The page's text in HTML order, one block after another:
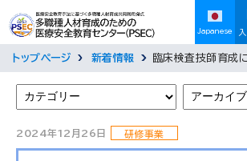
Japanese
資料集
トップページ 新着情報 臨床検査技師育成における医療安全教育FDの申
2024年12月26日 研修事業